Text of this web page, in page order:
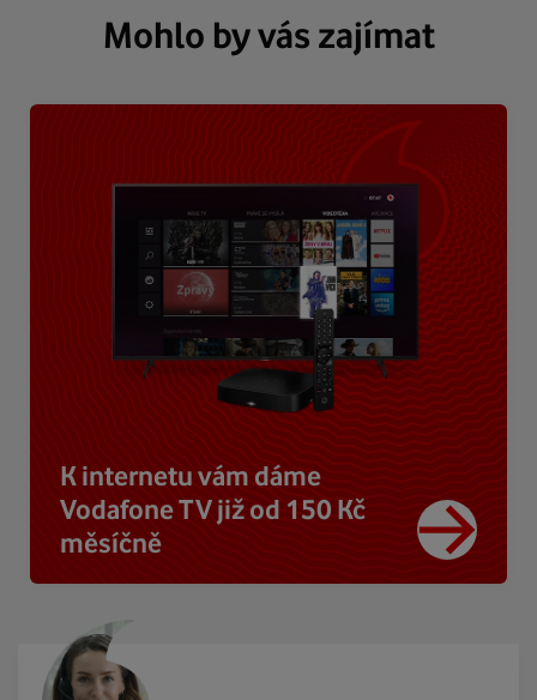
Mohlo by vás zajímat
K internetu vám dáme
Vodafone TV již od 150 Kč
měsíčně